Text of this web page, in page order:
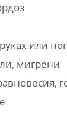
или
мигрени